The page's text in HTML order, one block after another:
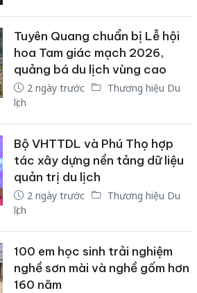
Tuyên Quang chuẩn bị Lễ hội
hoa Tam giác mạch 2026,
quảng bá du lịch vùng cao
2 ngày trước
Thương hiệu Du
lịch
Bộ VHTTDL và Phú Thọ hợp
tác xây dựng nền tảng dữ liệu
quản trị du lịch
2 ngày trước
Thương hiệu Du
lịch
100 em học sinh trải nghiệm
nghề sơn mài và nghề gốm hơn
160 năm